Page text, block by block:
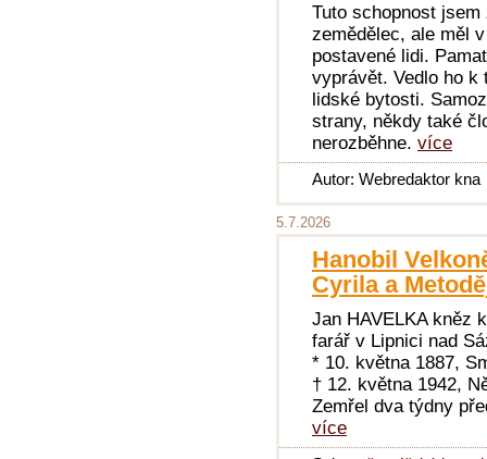
Tuto schopnost
zemědělec, ale měl
postavené lidi.
vyprávět. Vedlo ho k
lidské bytosti.
strany, někdy také
nerozběhne. více
Autor: Webredaktor kna
5.7.2026
Hanobil
Cyrila a
Jan HAVELKA kněz
farář v Lipnici nad
* 10. května 1887,
† 12. května 1942,
Zemřel dva týdny
více